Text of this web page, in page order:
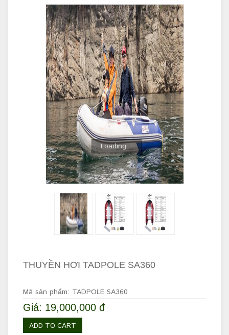
Loading...
THUYỀN HƠI TADPOLE SA360
Mã sản phẩm: TADPOLE SA360
Giá: 19,000,000 đ
ADD TO CART